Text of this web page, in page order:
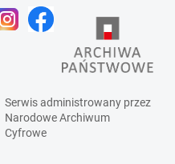
Serwis administrowany przez
Narodowe Archiwum
Cyfrowe